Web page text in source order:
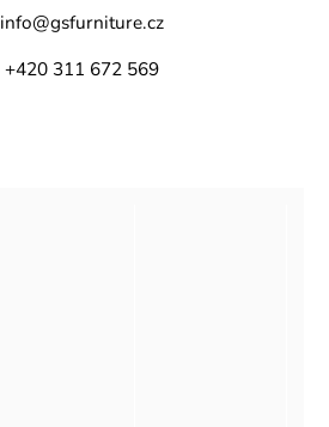
info@gsfurniture.cz
+420 311 672 569